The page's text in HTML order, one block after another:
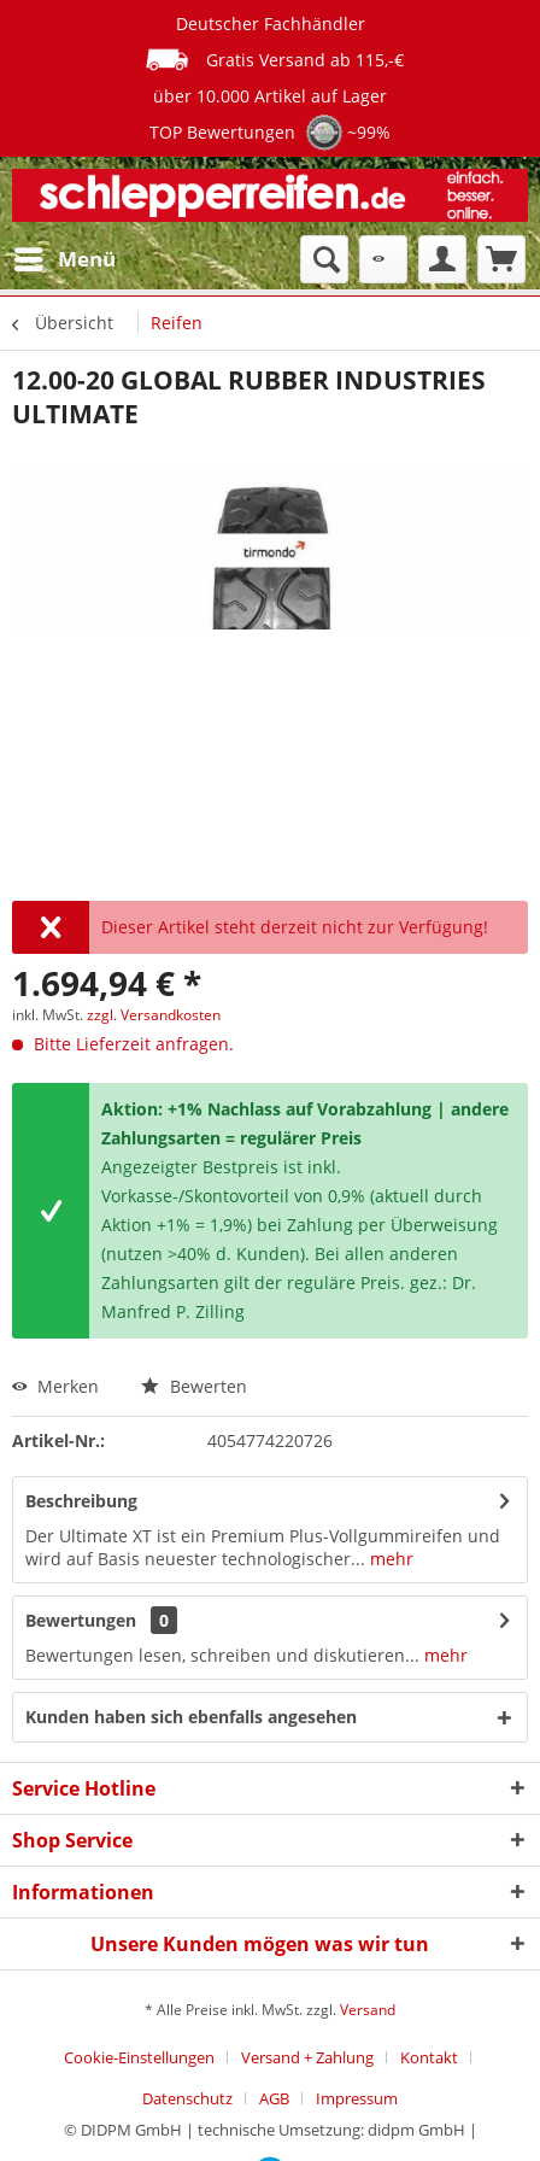
Deutscher Fachhändler
Gratis Versand ab 115,-€
über 10.000 Artikel auf Lager
TOP Bewertungen
~99%
Menü
Übersicht Reifen
12.00-20 GLOBAL RUBBER INDUSTRIES
ULTIMATE
Dieser Artikel steht derzeit nicht zur Verfügung!
1.694,94 € *
inkl. MwSt.zzgl. Versandkosten
Bitte Lieferzeit anfragen.
Aktion: +1% Nachlass auf Vorabzahlung | andere
Zahlungsarten = regulärer Preis
Angezeigter Bestpreis ist inkl.
Vorkasse-/Skontovorteil von 0,9% (aktuell durch
Aktion +1% = 1,9%) bei Zahlung per Überweisung
(nutzen >40% d. Kunden). Bei allen anderen
Zahlungsarten gilt der reguläre Preis. gez.: Dr.
Manfred P. Zilling
Merken Bewerten
Artikel-Nr.: 4054774220726
Beschreibung
Der Ultimate XT ist ein Premium Plus-Vollgummireifen und
wird auf Basis neuester technologischer... mehr
Bewertungen
0
Bewertungen lesen, schreiben und diskutieren... mehr
Kunden haben sich ebenfalls angesehen
Service Hotline
Shop Service
Informationen
Unsere Kunden mögen was wir tun
* Alle Preise inkl. MwSt. zzgl.Versand
Cookie-Einstellungen Versand + Zahlung
Kontakt
Datenschutz
AGB
Impressum
© DIDPM GmbH | technische Umsetzung: didpm GmbH |